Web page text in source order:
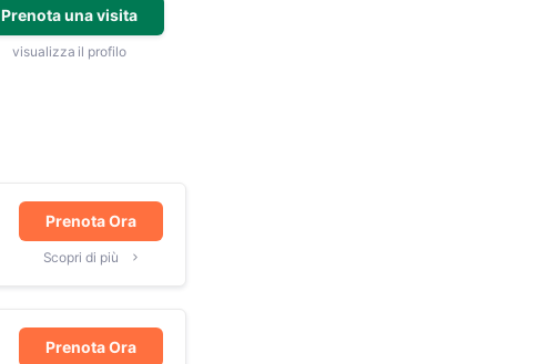
Prenota una visita
visualizza il profilo
Prenota Ora
Scopri di più
Prenota Ora